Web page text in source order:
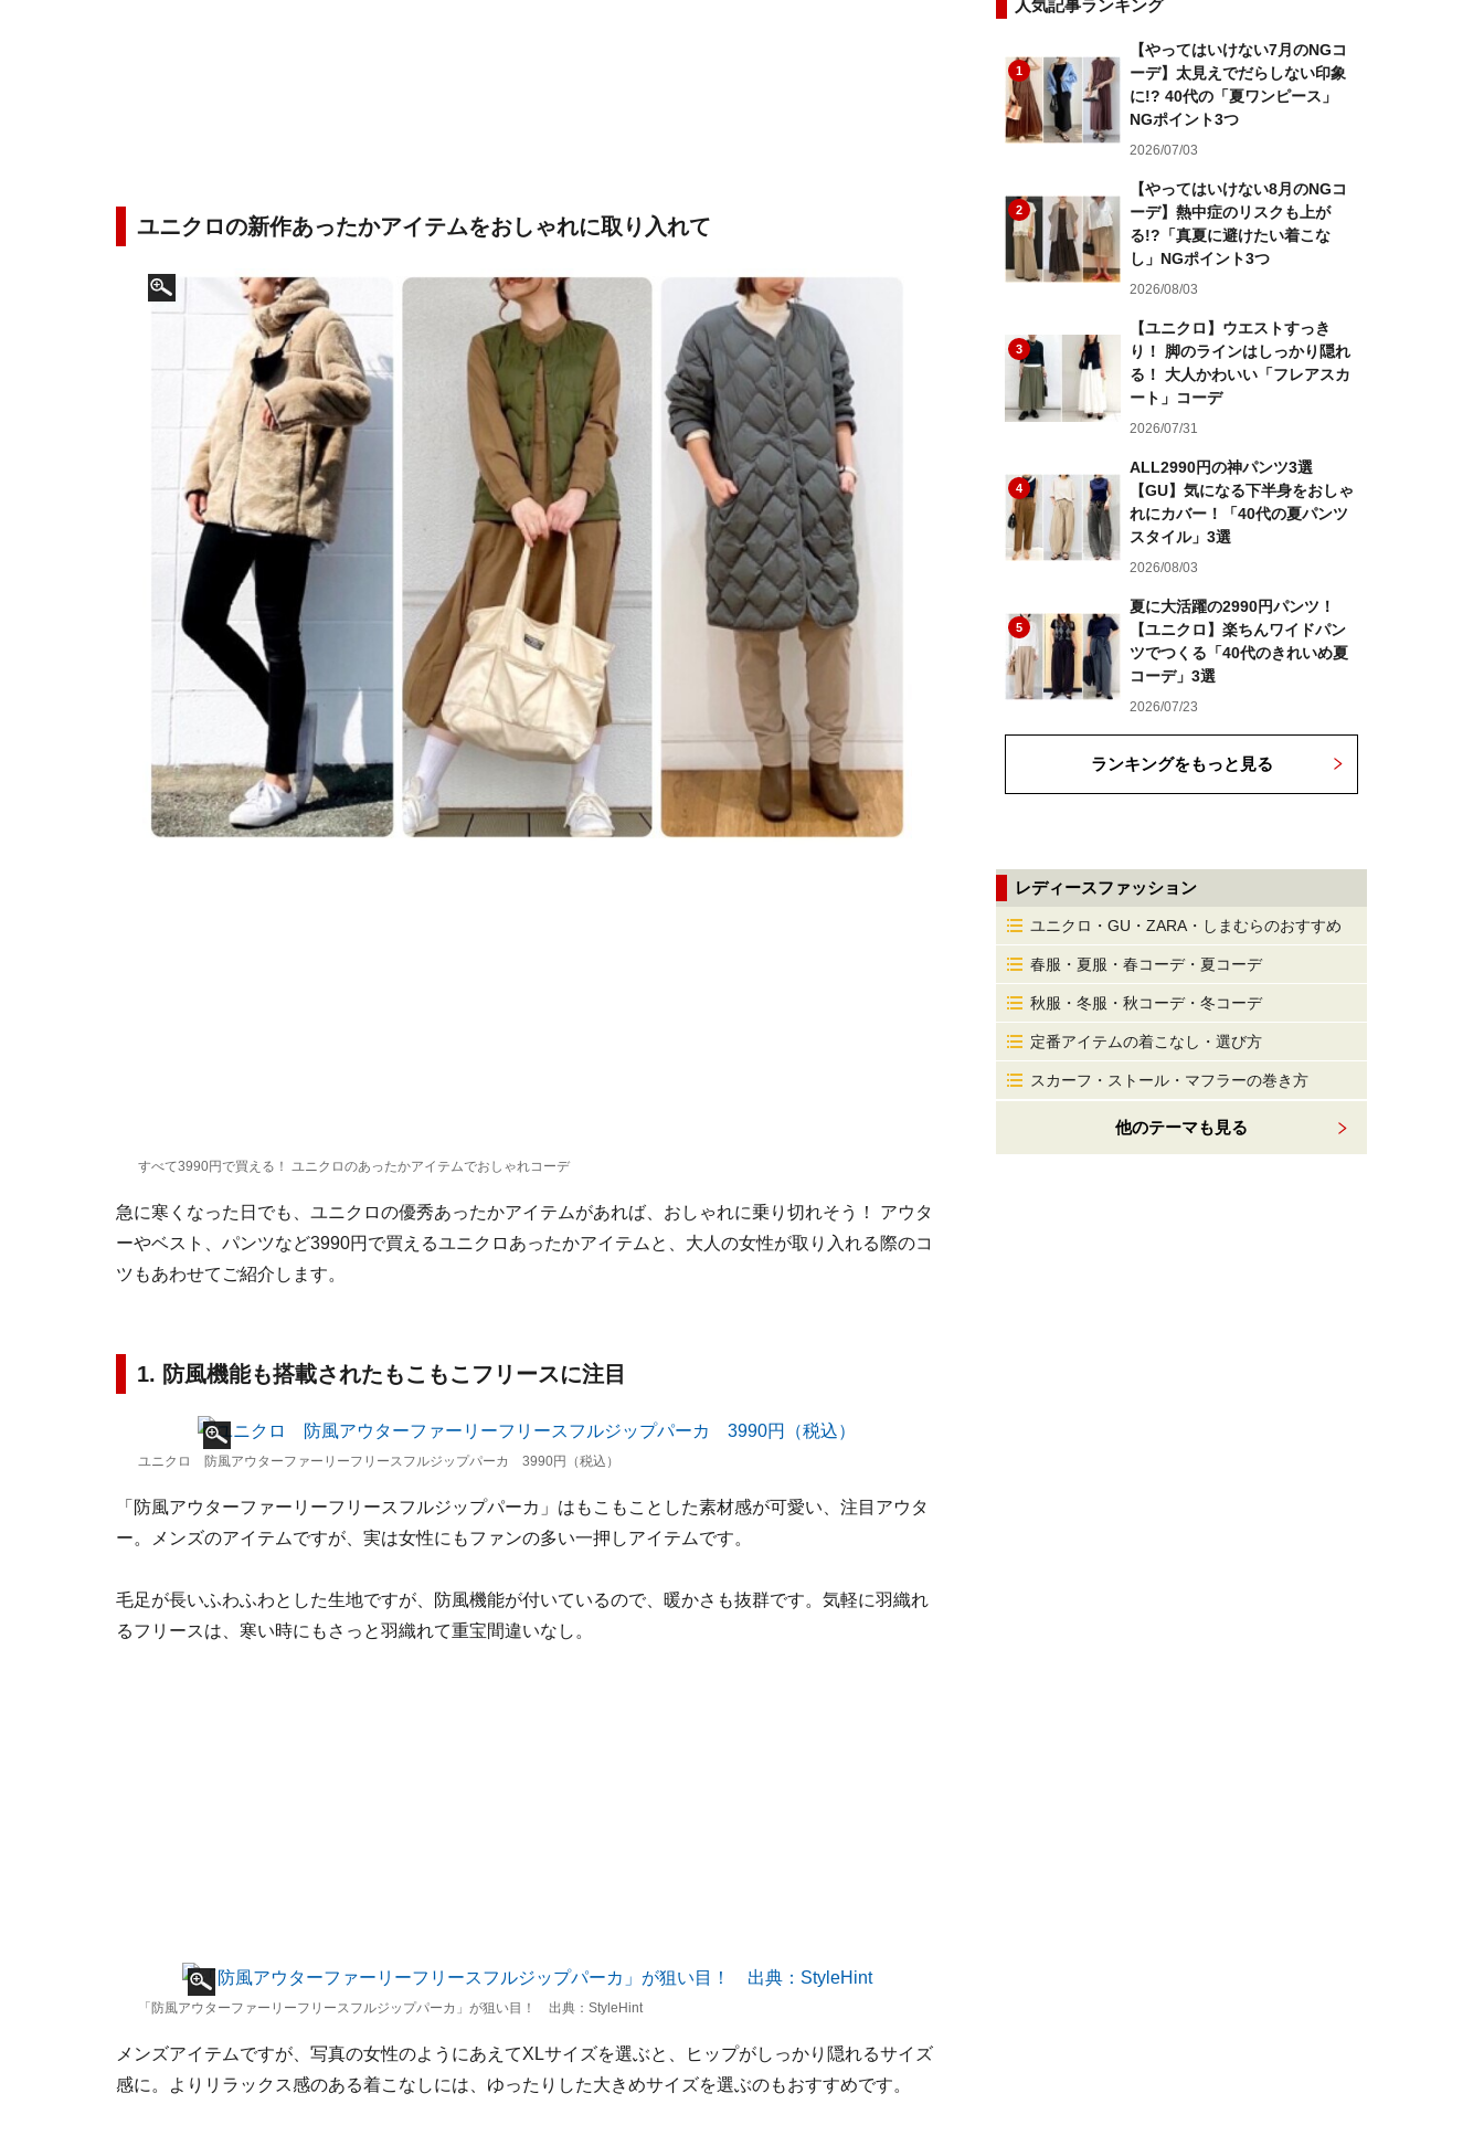
ユニクロの新作あったかアイテムをおしゃれに取り入れて
すべて3990円で買える！ ユニクロのあったかアイテムでおしゃれコーデ
急に寒くなった日でも、ユニクロの優秀あったかアイテムがあれば、おしゃれに乗り切れそう！ アウタ
ーやベスト、パンツなど3990円で買えるユニクロあったかアイテムと、大人の女性が取り入れる際のコ
ツもあわせてご紹介します。
1. 防風機能も搭載されたもこもこフリースに注目
ユニクロ 防風アウターファーリーフリースフルジップパーカ 3990円（税込）
「防風アウターファーリーフリースフルジップパーカ」はもこもことした素材感が可愛い、注目アウタ
ー。メンズのアイテムですが、実は女性にもファンの多い一押しアイテムです。
毛足が長いふわふわとした生地ですが、防風機能が付いているので、暖かさも抜群です。気軽に羽織れ
るフリースは、寒い時にもさっと羽織れて重宝間違いなし。
「防風アウターファーリーフリースフルジップパーカ」が狙い目！ 出典：StyleHint
メンズアイテムですが、写真の女性のようにあえてXLサイズを選ぶと、ヒップがしっかり隠れるサイズ
感に。よりリラックス感のある着こなしには、ゆったりした大きめサイズを選ぶのもおすすめです。
人気記事ランキング
1
【やってはいけない7月のNGコ
ーデ】太見えでだらしない印象
に!? 40代の「夏ワンピース」
NGポイント3つ
2026/07/03
2
【やってはいけない8月のNGコ
ーデ】熱中症のリスクも上が
る!?「真夏に避けたい着こな
し」NGポイント3つ
2026/08/03
3
【ユニクロ】ウエストすっき
り！ 脚のラインはしっかり隠れ
る！ 大人かわいい「フレアスカ
ート」コーデ
2026/07/31
4
ALL2990円の神パンツ3選
【GU】気になる下半身をおしゃ
れにカバー！「40代の夏パンツ
スタイル」3選
2026/08/03
5
夏に大活躍の2990円パンツ！
【ユニクロ】楽ちんワイドパン
ツでつくる「40代のきれいめ夏
コーデ」3選
2026/07/23
ランキングをもっと見る
レディースファッション
ユニクロ・GU・ZARA・しまむらのおすすめ
春服・夏服・春コーデ・夏コーデ
秋服・冬服・秋コーデ・冬コーデ
定番アイテムの着こなし・選び方
スカーフ・ストール・マフラーの巻き方
他のテーマも見る